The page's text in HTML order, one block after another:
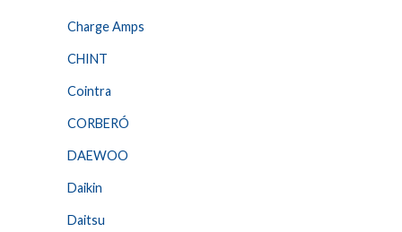
Charge Amps
CHINT
Cointra
CORBERÓ
DAEWOO
Daikin
Daitsu